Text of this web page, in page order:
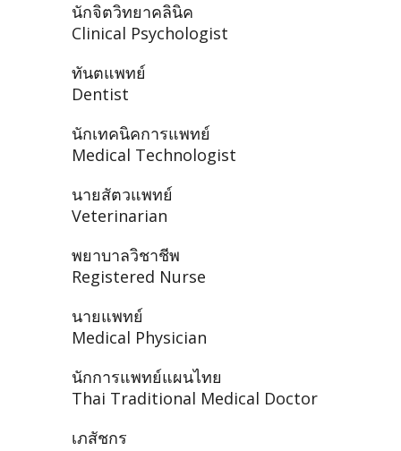
นักจิตวิทยาคลินิค
Clinical Psychologist
ทันตแพทย์
Dentist
นักเทคนิคการแพทย์
Medical Technologist
นายสัตวแพทย์
Veterinarian
พยาบาลวิชาชีพ
Registered Nurse
นายแพทย์
Medical Physician
นักการแพทย์แผนไทย
Thai Traditional Medical Doctor
เภสัชกร